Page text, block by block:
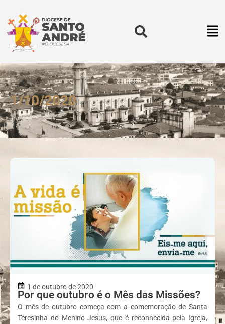
1/10/2020
1 de outubro de 2020
Por que outubro é o Mês das Missões?
O mês de outubro começa com a comemoração de Santa
Teresinha do Menino Jesus, que é reconhecida pela Igreja,